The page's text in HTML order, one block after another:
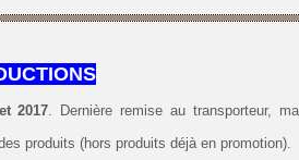
2017. Dernière remise au transporteur,
produits (hors produits déjà en promotion).